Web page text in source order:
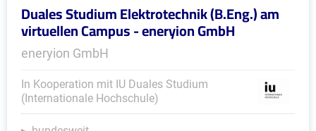
Duales Studium Elektrotechnik (B.Eng.) am
virtuellen Campus - eneryion GmbH
eneryion GmbH
In Kooperation mit IU Duales Studium
(Internationale Hochschule)